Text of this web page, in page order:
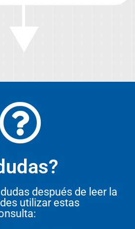
después de leer la
utilizar estas